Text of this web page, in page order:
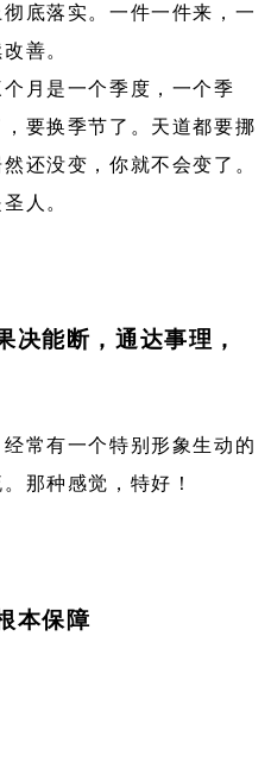
底落实。一件一件来，一
善。
月是一个季度，一个季
要换季节了。天道都要挪
还没变，你就不会变了。
人。
决能断，通达事理，
常有一个特别形象生动的
那种感觉，特好！
本保障